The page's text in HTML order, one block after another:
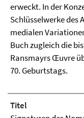
erweckt. In der
Schlüsselwerke des
medialen
Buch zugleich die
Ransmayrs Œuvre
70. Geburtstags.
Titel